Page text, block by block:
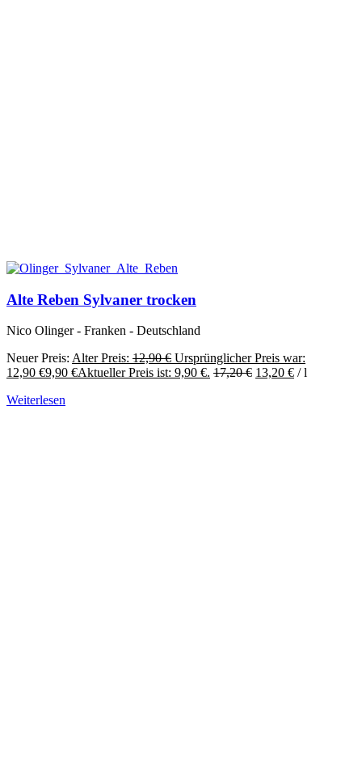
Alte Reben Sylvaner trocken
Nico Olinger - Franken - Deutschland
Neuer Preis: Alter Preis: 12,90€ Ursprünglicher Preis war:
12,90 €9,90 €Aktueller Preis ist: 9,90 €. 17,20€ 13,20 € /l
Weiterlesen